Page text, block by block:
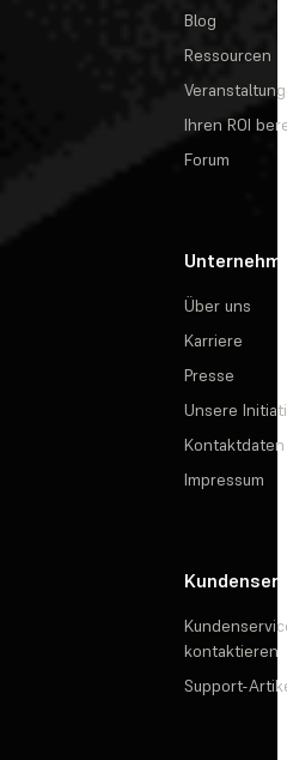
Blog
Ressourcen
Ihren ROI
Forum
Über uns
Karriere
Presse
Unsere
Kontaktdaten
Impressum
kontaktieren
Support-